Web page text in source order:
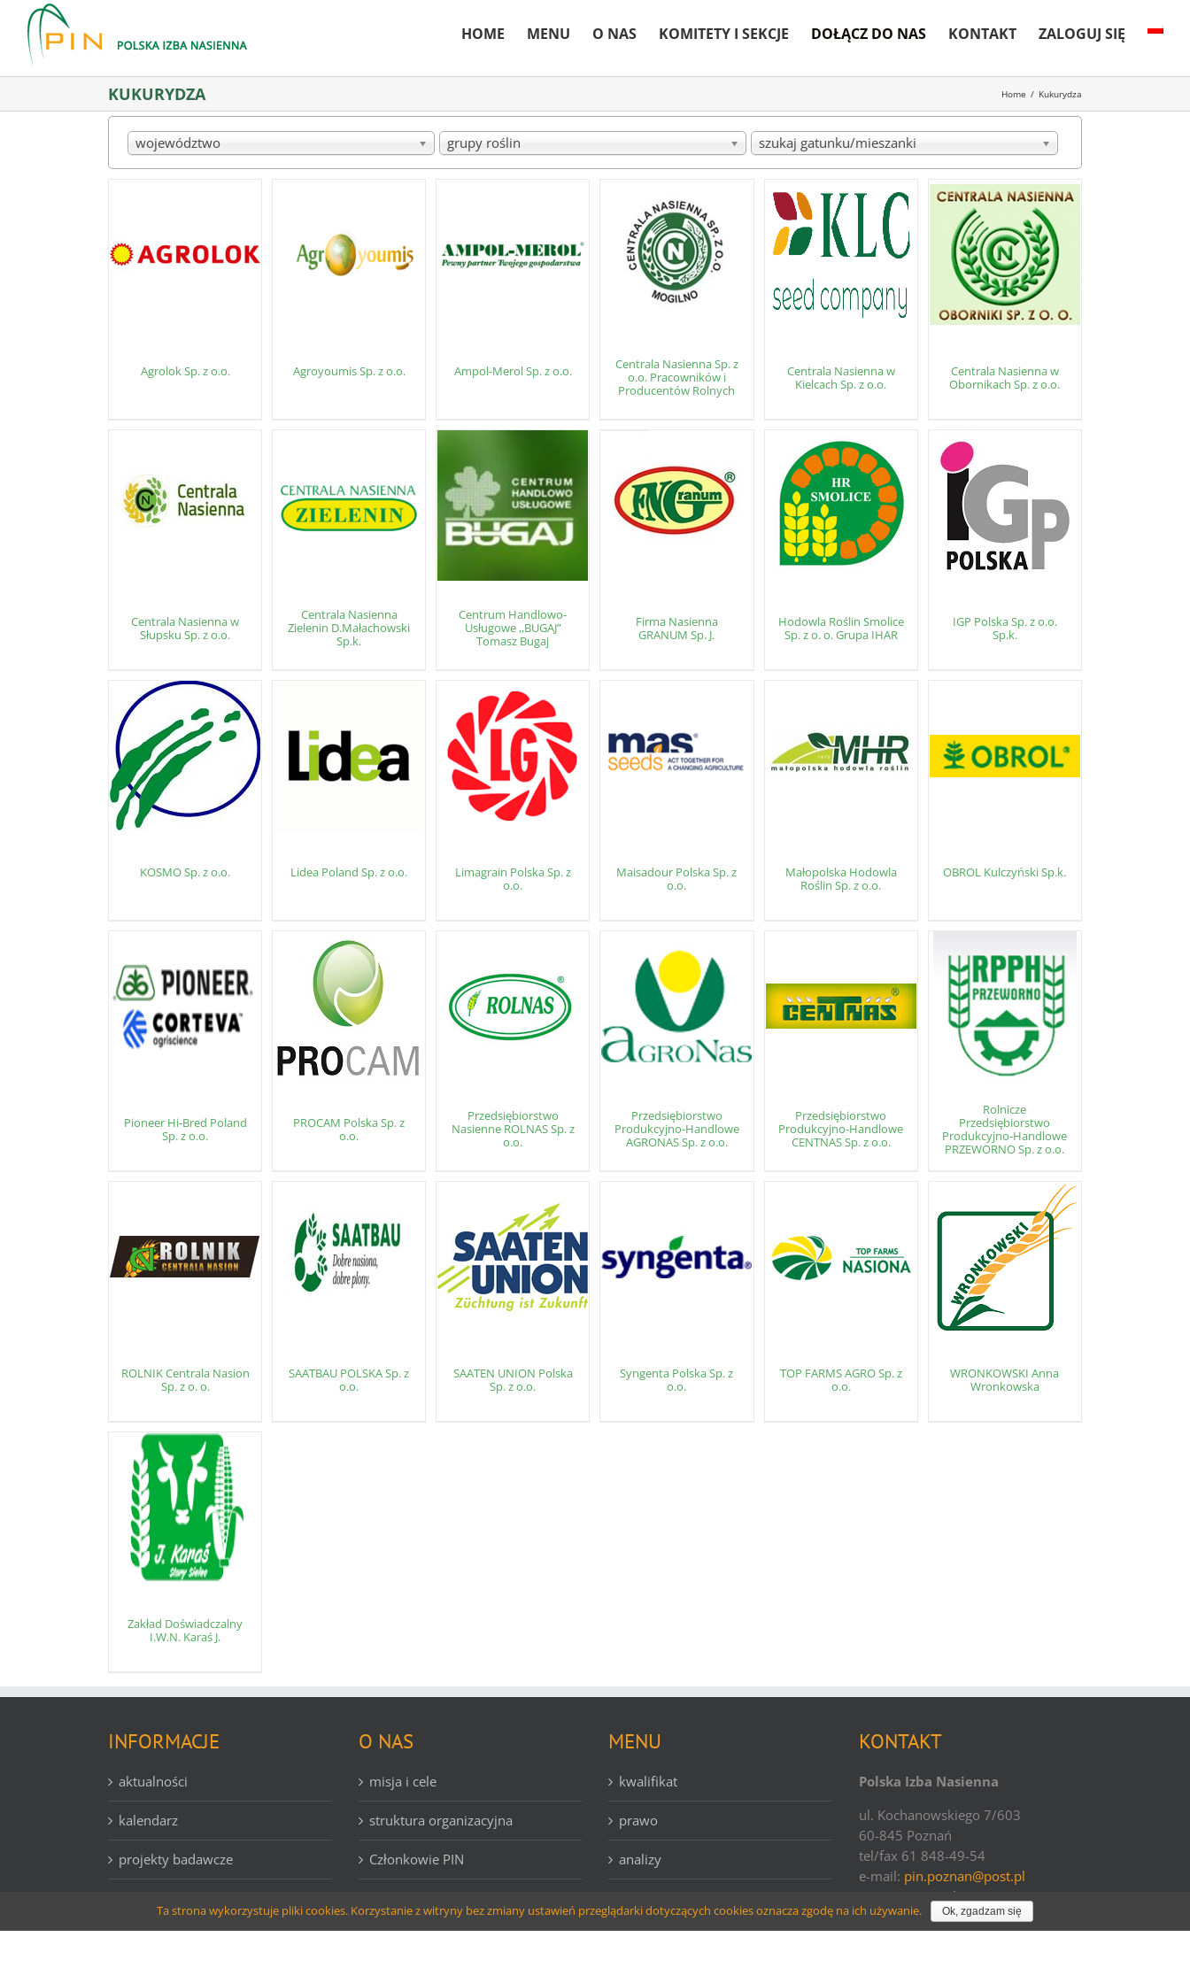
content
HOME MENU O NAS KOMITETY I SEKCJE DOŁĄCZ DO NAS KONTAKT ZALOGUJ SIĘ
KUKURYDZA Home / Kukurydza
województwo grupy roślin szukaj gatunku/mieszanki
Agrolok Sp. z o.o. Agroyoumis Sp. z o.o. Ampol-Merol Sp. z o.o.
Centrala Nasienna Sp. z
o.o. Pracowników i
Producentów Rolnych
Centrala Nasienna w
Kielcach Sp. z o.o.
Centrala Nasienna w
Obornikach Sp. z o.o.
Centrala Nasienna w
Słupsku Sp. z o.o.
Centrala Nasienna
Zielenin D.Małachowski
Sp.k.
Centrum Handlowo-
Usługowe ,,BUGAJ”
Tomasz Bugaj
Firma Nasienna
GRANUM Sp. J.
Hodowla Roślin Smolice
Sp. z o. o. Grupa IHAR
IGP Polska Sp. z o.o.
Sp.k.
KOSMO Sp. z o.o. Lidea Poland Sp. z o.o.
Limagrain Polska Sp. z
o.o.
Maisadour Polska Sp. z
o.o.
Małopolska Hodowla
Roślin Sp. z o.o.
OBROL Kulczyński Sp.k.
Pioneer Hi-Bred Poland
Sp. z o.o.
PROCAM Polska Sp. z
o.o.
Przedsiębiorstwo
Nasienne ROLNAS Sp. z
o.o.
Przedsiębiorstwo
Produkcyjno-Handlowe
AGRONAS Sp. z o.o.
Przedsiębiorstwo
Produkcyjno-Handlowe
CENTNAS Sp. z o.o.
Rolnicze
Przedsiębiorstwo
Produkcyjno-Handlowe
PRZEWORNO Sp. z o.o.
ROLNIK Centrala Nasion
Sp. z o. o.
SAATBAU POLSKA Sp. z
o.o.
SAATEN UNION Polska
Sp. z o.o.
Syngenta Polska Sp. z
o.o.
TOP FARMS AGRO Sp. z
o.o.
WRONKOWSKI Anna
Wronkowska
Zakład Doświadczalny
I.W.N. Karaś J.
INFORMACJE
aktualności
kalendarz
projekty badawcze
O NAS
misja i cele
struktura organizacyjna
Członkowie PIN
MENU
kwalifikat
prawo
analizy
KONTAKT
Polska Izba Nasienna
ul. Kochanowskiego 7/603
60-845 Poznań
tel/fax 61 848-49-54
e-mail: pin.poznan@post.pl
pin.org.pl
Ta strona wykorzystuje pliki cookies. Korzystanie z witryny bez zmiany ustawień przeglądarki dotyczących cookies oznacza zgodę na ich używanie. Ok, zgadzam się